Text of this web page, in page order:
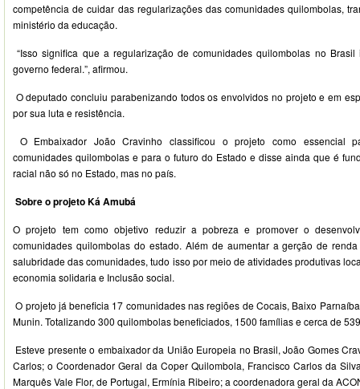
competência de cuidar das regularizações das comunidades quilombolas,
ministério da educação.
“Isso significa que a regularização de comunidades quilombolas no
governo federal.”, afirmou.
O deputado concluiu parabenizando todos os envolvidos no projeto e em
por sua luta e resistência.
O Embaixador João Cravinho classificou o projeto como essencial
comunidades quilombolas e para o futuro do Estado e disse ainda que é
racial não só no Estado, mas no país.
Sobre o projetoKáAmubá
O projeto tem como objetivo reduzir a pobreza e promover o
comunidades quilombolas do estado. Além de aumentar a gerção de
salubridade das comunidades, tudo isso por meio de atividades produtivas
economia solidaria e Inclusão social.
O projeto já beneficia 17 comunidades nas regiões de Cocais, Baixo
Munin. Totalizando 300 quilombolas beneficiados, 1500 famílias e cerca de
Esteve presente o embaixador da União Europeia no Brasil, João Gomes
Carlos; o Coordenador Geral da Coper Quilombola, Francisco Carlos da
Marquês Vale Flor, de Portugal, Ermínia Ribeiro; a coordenadora geral da